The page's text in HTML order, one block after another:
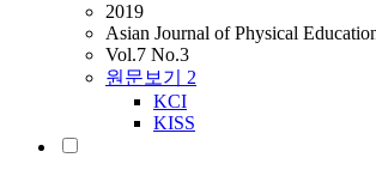
2019
Asian Journal of Physical
Vol.7 No.3
원문보기 2
KCI
KISS